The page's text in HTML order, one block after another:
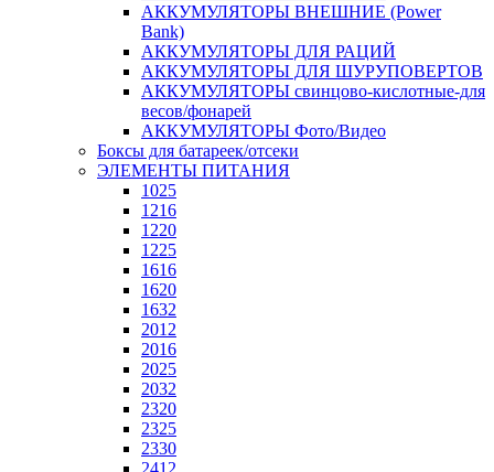
АККУМУЛЯТОРЫ ВНЕШНИЕ (Power
Bank)
АККУМУЛЯТОРЫ ДЛЯ РАЦИЙ
АККУМУЛЯТОРЫ ДЛЯ ШУРУПОВЕРТОВ
АККУМУЛЯТОРЫ свинцово-кислотные-для
весов/фонарей
АККУМУЛЯТОРЫ Фото/Видео
Боксы для батареек/отсеки
ЭЛЕМЕНТЫ ПИТАНИЯ
1025
1216
1220
1225
1616
1620
1632
2012
2016
2025
2032
2320
2325
2330
2412